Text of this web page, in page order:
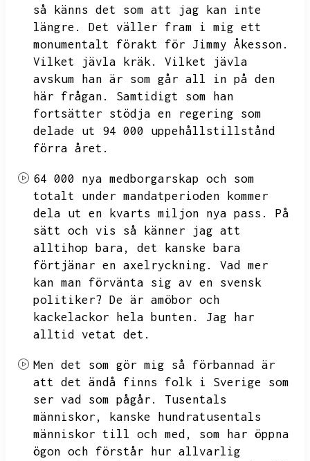
så känns det som att jag kan inte
längre.
Det väller fram i mig ett
monumentalt förakt för Jimmy Åkesson.
Vilket jävla kräk.
Vilket jävla
avskum han är som går all in på den
här frågan.
Samtidigt som han
fortsätter stödja en regering som
delade ut
94 000 uppehållstillstånd
förra året.
64 000 nya medborgarskap och som
totalt under mandatperioden kommer
dela ut en kvarts miljon nya pass.
På
sätt och vis så känner jag att
alltihop bara,
det kanske bara
förtjänar en axelryckning.
Vad mer
kan man förvänta sig av en svensk
politiker? De är amöbor och
kackelackor hela bunten.
Jag har
alltid vetat det.
Men det som gör mig så förbannad är
att det ändå finns folk i Sverige som
ser vad som pågår.
Tusentals
människor,
kanske hundratusentals
människor till och med,
som har öppna
ögon och förstår hur allvarlig